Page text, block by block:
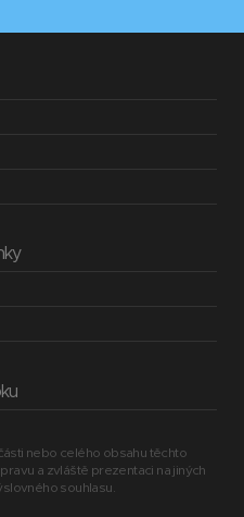
nebo celého obsahu těchto
a zvláště prezentaci na jiných
souhlasu.